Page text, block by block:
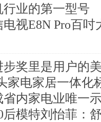
业的第一型号
视E8N Pro百吋
奖里是用户的
家电家居一体化
内家电业唯一
模特刘怡菲：